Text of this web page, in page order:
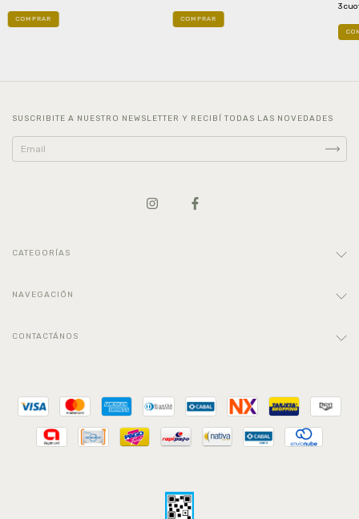
3
SUSCRIBITE A NUESTRO NEWSLETTER Y RECIBÍ TODAS LAS NOVEDADES
CATEGORÍAS
NAVEGACIÓN
CONTACTÁNOS